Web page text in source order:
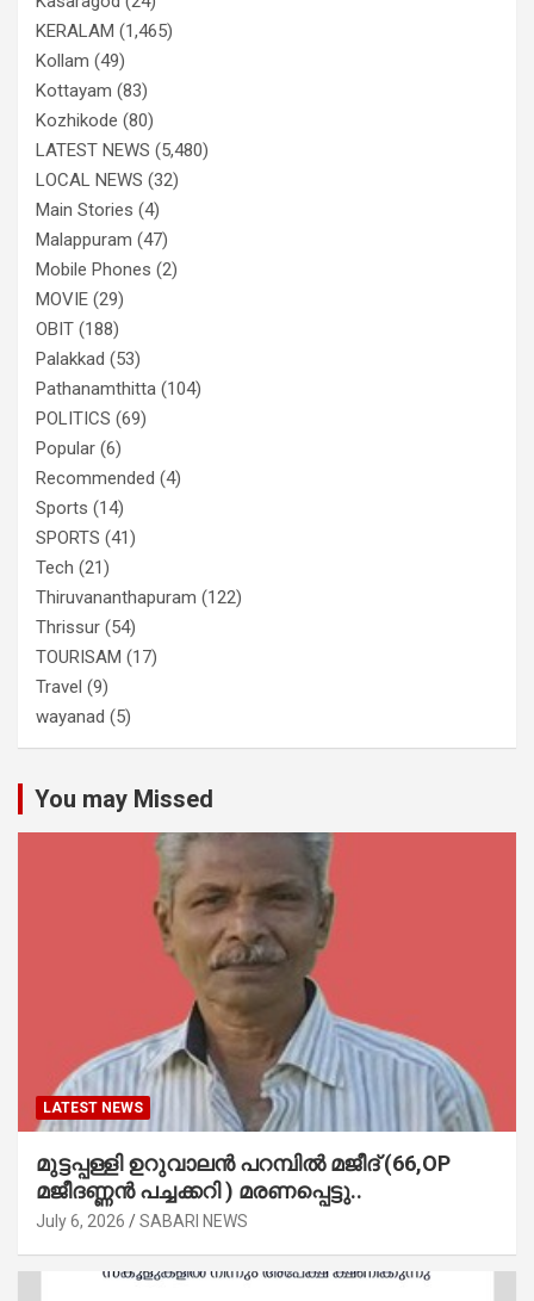
KERALAM (1,465)
Kollam (49)
Kottayam (83)
Kozhikode (80)
LATEST NEWS (5,480)
LOCAL NEWS (32)
Main Stories (4)
Malappuram (47)
Mobile Phones (2)
MOVIE (29)
OBIT (188)
Palakkad (53)
Pathanamthitta (104)
POLITICS (69)
Popular (6)
Recommended (4)
Sports (14)
SPORTS (41)
Tech (21)
Thiruvananthapuram (122)
Thrissur (54)
TOURISAM (17)
Travel (9)
wayanad (5)
You may Missed
LATEST NEWS
മുട്ടപ്പള്ളി ഉറുവാലൻ പറമ്പിൽ മജീദ് (66,OP
മജീദണ്ണൻ പച്ചക്കറി ) മരണപ്പെട്ടു..
July 6, 2026 SABARI NEWS